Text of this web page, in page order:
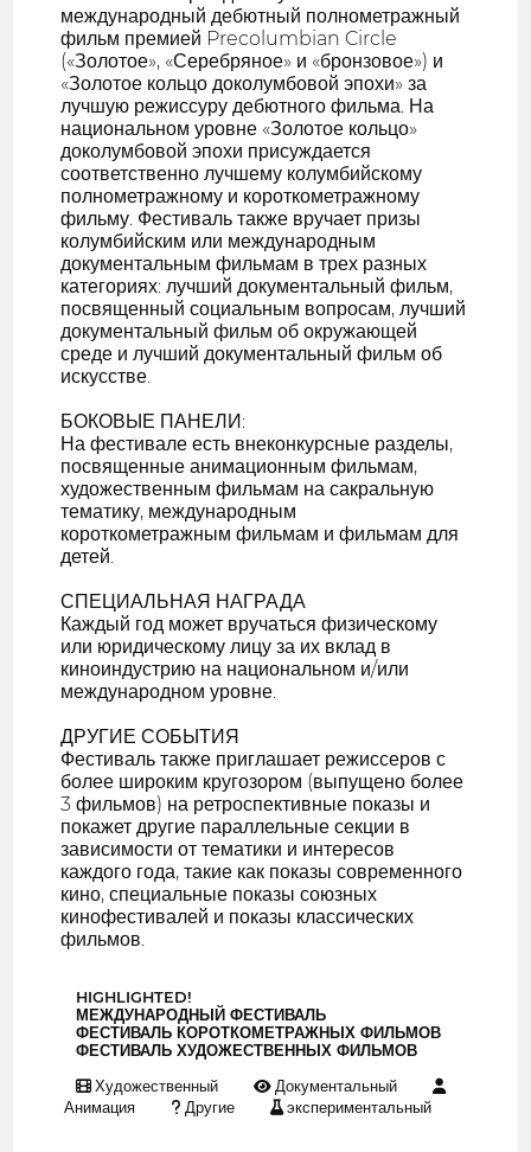
международный дебютный полнометражный
фильм премией Precolumbian Circle
(«Золотое», «Серебряное» и «бронзовое») и
«Золотое кольцо доколумбовой эпохи» за
лучшую режиссуру дебютного фильма. На
национальном уровне «Золотое кольцо»
доколумбовой эпохи присуждается
соответственно лучшему колумбийскому
полнометражному и короткометражному
фильму. Фестиваль также вручает призы
колумбийским или международным
документальным фильмам в трех разных
категориях: лучший документальный фильм,
посвященный социальным вопросам, лучший
документальный фильм об окружающей
среде и лучший документальный фильм об
искусстве.
БОКОВЫЕ ПАНЕЛИ:
На фестивале есть внеконкурсные разделы,
посвященные анимационным фильмам,
художественным фильмам на сакральную
тематику, международным
короткометражным фильмам и фильмам для
детей.
СПЕЦИАЛЬНАЯ НАГРАДА
Каждый год может вручаться физическому
или юридическому лицу за их вклад в
киноиндустрию на национальном и/или
международном уровне.
ДРУГИЕ СОБЫТИЯ
Фестиваль также приглашает режиссеров с
более широким кругозором (выпущено более
3 фильмов) на ретроспективные показы и
покажет другие параллельные секции в
зависимости от тематики и интересов
каждого года, такие как показы современного
кино, специальные показы союзных
кинофестивалей и показы классических
фильмов.
HIGHLIGHTED!
МЕЖДУНАРОДНЫЙ ФЕСТИВАЛЬ
ФЕСТИВАЛЬ КОРОТКОМЕТРАЖНЫХ ФИЛЬМОВ
ФЕСТИВАЛЬ ХУДОЖЕСТВЕННЫХ ФИЛЬМОВ
Художественный
Документальный
Анимация
Другие экспериментальный